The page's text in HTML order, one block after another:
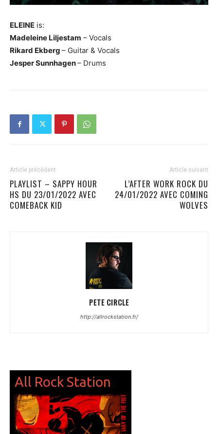
ELEINE is:
Madeleine Liljestam – Vocals
Rikard Ekberg – Guitar & Vocals
Jesper Sunnhagen– Drums
Article précédent
PLAYLIST – SAPPY HOUR
HS DU 23/01/2022 AVEC
COMEBACK KID
Article suivant
L’AFTER WORK ROCK DU
24/01/2022 AVEC COMING
WOLVES
PETE CIRCLE
http://allrockstation.fr/